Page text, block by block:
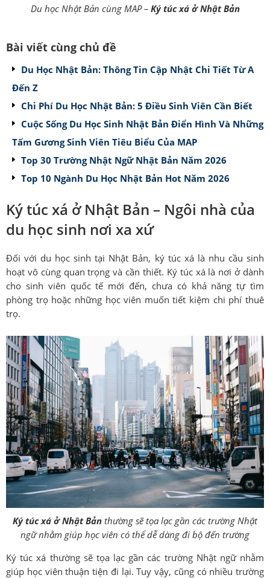
Du học Nhật Bản cùng MAP – Ký túc xá ở Nhật Bản
Bài viết cùng chủ đề
Du Học Nhật Bản: Thông Tin Cập Nhật Chi Tiết Từ A
Đến Z
Chi Phí Du Học Nhật Bản: 5 Điều Sinh Viên Cần Biết
Cuộc Sống Du Học Sinh Nhật Bản Điển Hình Và Những
Tấm Gương Sinh Viên Tiêu Biểu Của MAP
Top 30 Trường Nhật Ngữ Nhật Bản Năm 2026
Top 10 Ngành Du Học Nhật Bản Hot Năm 2026
Ký túc xá ở Nhật Bản – Ngôi nhà của
du học sinh nơi xa xứ
Đối với du học sinh tại Nhật Bản, ký túc xá là nhu cầu sinh
hoạt vô cùng quan trọng và cần thiết. Ký túc xá là nơi ở dành
cho sinh viên quốc tế mới đến, chưa có khả năng tự tìm
phòng trọ hoặc những học viên muốn tiết kiệm chi phí thuê
trọ.
Ký túc xá ở Nhật Bản thường sẽ tọa lạc gần các trường Nhật
ngữ nhằm giúp học viên có thể dễ dàng đi bộ đến trường
Ký túc xá thường sẽ tọa lạc gần các trường Nhật ngữ nhằm
giúp học viên thuận tiện đi lại. Tuy vậy, cũng có nhiều trường